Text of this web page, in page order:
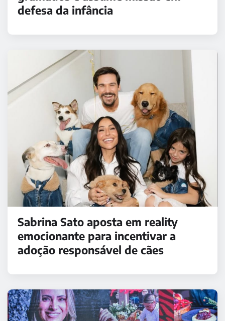
defesa da infância
Sabrina Sato aposta em reality
emocionante para incentivar a
adoção responsável de cães